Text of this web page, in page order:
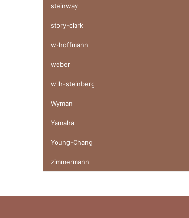
steinway
story-clark
w-hoffmann
weber
wilh-steinberg
Wyman
Yamaha
Young-Chang
zimmermann